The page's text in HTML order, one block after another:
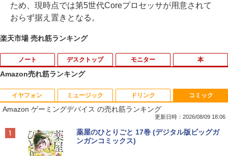
ため、現時点では第5世代Coreプロセッサが用意されて
おらず据え置きとなる。
楽天市場 売れ筋ランキング
ノート
1
【ノートPC用】【あんしん3ヶ月に延長
保証】通常付属している30日の保証期間
が3ヶ月に延長されます。【単品購入・併
ノートパソコン専用】
デスクトップ
1
中古パソコン | NEC | Mate MKM28L-3 |
Windows11 | デスクトップ | 一年保証 |
第8世代 | Core i5 8400 2.8(〜最大4.0)G
チ | 無線LAN:なし | Win11Pro64bit
モニター
1
NEC AS223WM 液晶モニター 21.5イン
チワイド 白 ホワイト 1920×1080 （フル
HD）TN 白色LEDバックライト ミニ D-s
対応 スイッチ 【中古】
本
1
宇宙兄弟（46） 【電子書籍】[ 小山宙哉
]
￥1,131
Amazon売れ筋ランキング
イヤフォン
Anker Soundcore P40i オフホワイト
ミュージック
BRUCE WAYNE feat. Flo Milli, ATL Jacob
[Explicit]
ドリンク
【Amazon.co.jp限定】 い・ろ・は・す 2L P
ET ラベルレス ×8本
コミック
Amazon ゲーミングデバイス の売れ筋ランキング
更新日時：2026/08/09 18:06
薬屋のひとりごと 17巻 (デジタル版ビッグガ
ンガンコミックス)